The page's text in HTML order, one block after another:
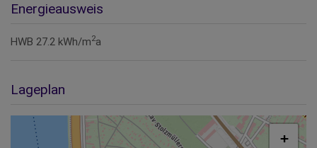
Energieausweis
HWB 27.2 kWh/m2a
Lageplan
+